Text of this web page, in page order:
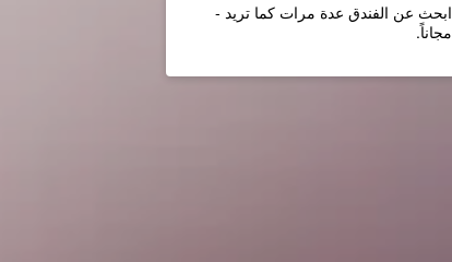
ابحث عن الفندق عدة مرات كما تريد -
مجاناً.